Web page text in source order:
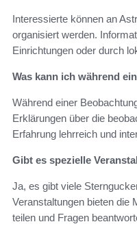
Interessierte können an
organisiert werden.
Einrichtungen oder durch
Was kann ich während
Während einer
Erklärungen über die
Erfahrung lehrreich und
Gibt es spezielle
Ja, es gibt viele
Veranstaltungen bieten die
teilen und Fragen